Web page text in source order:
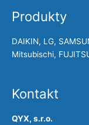
Produkty
DAIKIN, LG,
Mitsubischi,
Kontakt
QYX, s.r.o.